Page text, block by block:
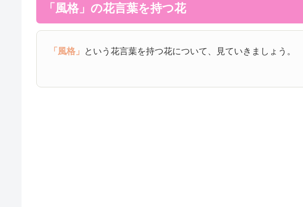
「風格」の花言葉を持つ花
「風格」 という花言葉を持つ花について、見ていきましょう。